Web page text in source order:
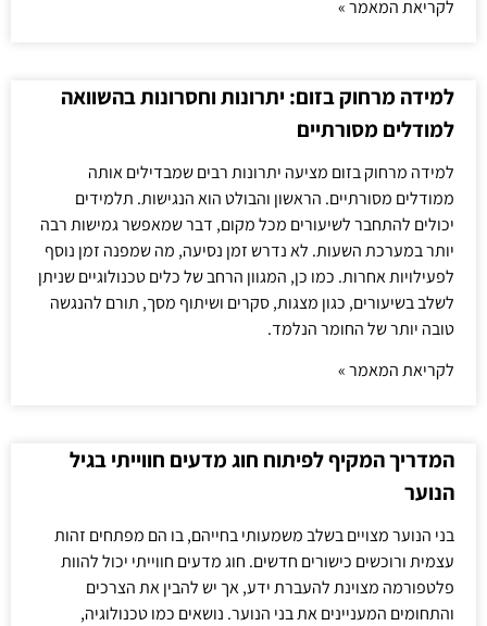
לקריאת המאמר »
למידה מרחוק בזום: יתרונות וחסרונות בהשוואה
למודלים מסורתיים
למידה מרחוק בזום מציעה יתרונות רבים שמבדילים אותה
ממודלים מסורתיים. הראשון והבולט הוא הנגישות. תלמידים
יכולים להתחבר לשיעורים מכל מקום, דבר שמאפשר גמישות רבה
יותר במערכת השעות. לא נדרש זמן נסיעה, מה שמפנה זמן נוסף
לפעילויות אחרות. כמו כן, המגוון הרחב של כלים טכנולוגיים שניתן
לשלב בשיעורים, כגון מצגות, סקרים ושיתוף מסך, תורם להנגשה
טובה יותר של החומר הנלמד.
לקריאת המאמר »
המדריך המקיף לפיתוח חוג מדעים חווייתי בגיל
הנוער
בני הנוער מצויים בשלב משמעותי בחייהם, בו הם מפתחים זהות
עצמית ורוכשים כישורים חדשים. חוג מדעים חווייתי יכול להוות
פלטפורמה מצוינת להעברת ידע, אך יש להבין את הצרכים
והתחומים המעניינים את בני הנוער. נושאים כמו טכנולוגיה,